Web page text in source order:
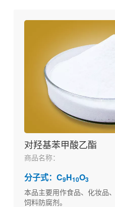
对羟基苯甲酸乙酯
商品名称：
分子式：C9H10O3
本品主要用作食品、化妆品
饲料防腐剂。